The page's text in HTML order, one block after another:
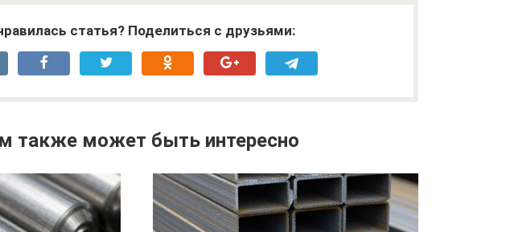
статья? Поделиться с друзьями:
также может быть интересно